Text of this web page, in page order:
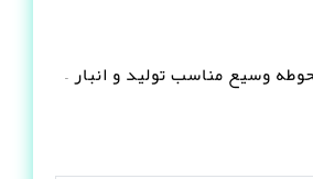
وسیع مناسب تولید و انبار –